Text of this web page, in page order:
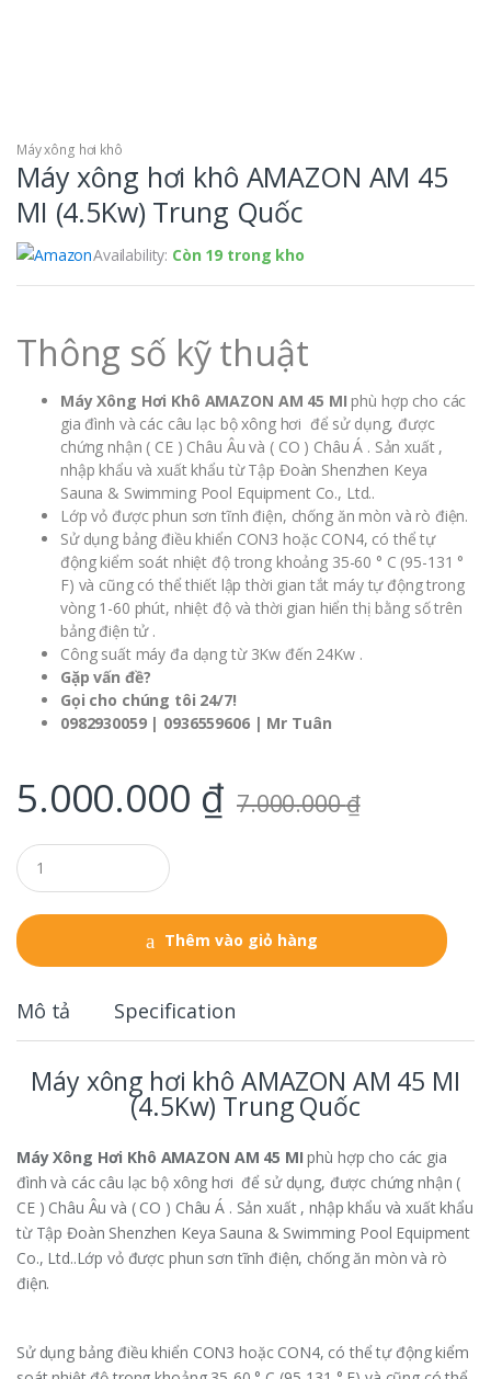
Máy xông hơi khô
Máy xông hơi khô AMAZON AM 45
MI (4.5Kw) Trung Quốc
Availability: Còn 19 trong kho
Thông số kỹ thuật
Máy Xông Hơi Khô AMAZON AM 45 MI phù hợp cho các
gia đình và các câu lạc bộ xông hơi để sử dụng, được
chứng nhận ( CE ) Châu Âu và ( CO ) Châu Á . Sản xuất ,
nhập khẩu và xuất khẩu từ Tập Đoàn Shenzhen Keya
Sauna & Swimming Pool Equipment Co., Ltd..
Lớp vỏ được phun sơn tĩnh điện, chống ăn mòn và rò điện.
Sử dụng bảng điều khiển CON3 hoặc CON4, có thể tự
động kiểm soát nhiệt độ trong khoảng 35-60 ° C (95-131 °
F) và cũng có thể thiết lập thời gian tắt máy tự động trong
vòng 1-60 phút, nhiệt độ và thời gian hiển thị bằng số trên
bảng điện tử .
Công suất máy đa dạng từ 3Kw đến 24Kw .
Gặp vấn đề?
Gọi cho chúng tôi 24/7!
0982930059 | 0936559606 | Mr Tuân
5.000.000 ₫ 7.000.000₫
Q
u
a
t
i
Thêm vào giỏ hàng
Mô tả Specification
Máy xông hơi khô AMAZON AM 45 MI
(4.5Kw) Trung Quốc
Máy Xông Hơi Khô AMAZON AM 45 MI phù hợp cho các gia
đình và các câu lạc bộ xông hơi để sử dụng, được chứng nhận (
CE ) Châu Âu và ( CO ) Châu Á . Sản xuất , nhập khẩu và xuất khẩu
từ Tập Đoàn Shenzhen Keya Sauna & Swimming Pool Equipment
Co., Ltd..Lớp vỏ được phun sơn tĩnh điện, chống ăn mòn và rò
điện.
Sử dụng bảng điều khiển CON3 hoặc CON4, có thể tự động kiểm